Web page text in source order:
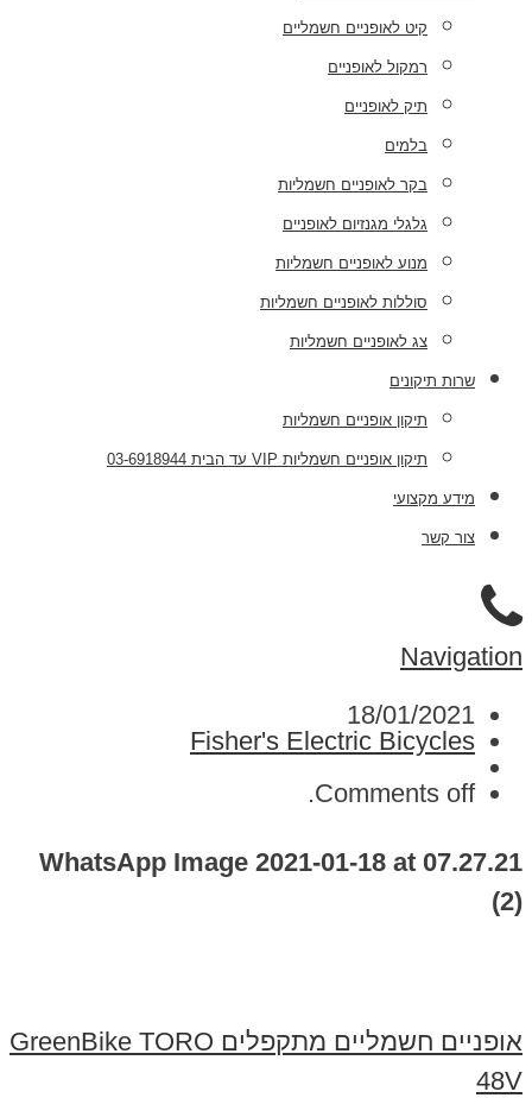
קיט לאופניים חשמליים
רמקול לאופניים
תיק לאופניים
בלמים
בקר לאופניים חשמליות
גלגלי מגנזיום לאופניים
מנוע לאופניים חשמליות
סוללות לאופניים חשמליות
צג לאופניים חשמליות
שרות תיקונים
תיקון אופניים חשמליות
תיקון אופניים חשמליות VIP עד הבית 03-6918944
מידע מקצועי
צור קשר
Navigation
18/01/2021
Fisher's Electric Bicycles
Comments off.
WhatsApp Image 2021-01-18 at 07.27.21
(2)
אופניים חשמליים מתקפלים GreenBike TORO
48V